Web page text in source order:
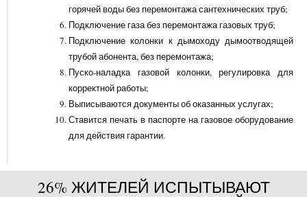
горячей воды без перемонтажа сантехнических труб;
Подключение газа без перемонтажа газовых труб;
Подключение колонки к дымоходу дымоотводящей
трубой абонента, без перемонтажа;
Пуско-наладка газовой колонки, регулировка для
корректной работы;
Выписываются документы об оказанных услугах;
Ставится печать в паспорте на газовое оборудование
для действия гарантии.
26% ЖИТЕЛЕЙ ИСПЫТЫВАЮТ